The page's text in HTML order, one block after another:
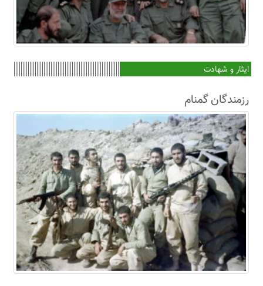
ایثار و شهادت
رزمندگان گمنام